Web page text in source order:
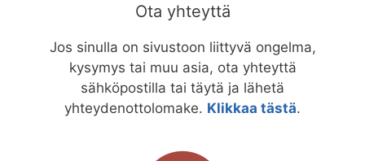
Ota yhteyttä
Jos sinulla on sivustoon liittyvä ongelma,
kysymys tai muu asia, ota yhteyttä
sähköpostilla tai täytä ja lähetä
yhteydenottolomake. Klikkaa tästä.